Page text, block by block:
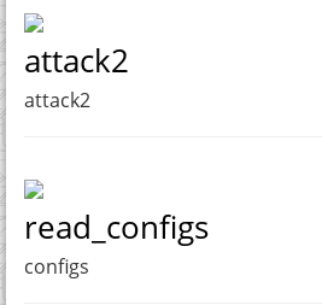
attack2
attack2
read_configs
configs